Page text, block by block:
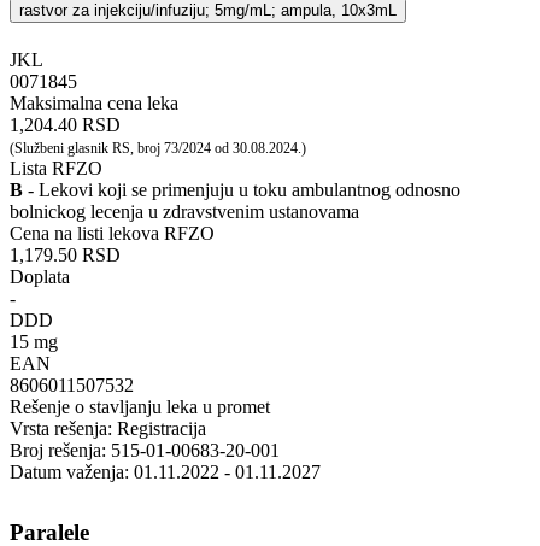
rastvor za injekciju/infuziju; 5mg/mL; ampula, 10x3mL
JKL
‍0071845
Maksimalna cena leka
1,204.40 RSD
(Službeni glasnik RS, broj 73/2024 od 30.08.2024.)
Lista RFZO
B - Lekovi koji se primenjuju u toku ambulantnog odnosno
bolnickog lecenja u zdravstvenim ustanovama
Cena na listi lekova RFZO
1,179.50 RSD
Doplata
-
DDD
15 mg
EAN
8606011507532
Rešenje o stavljanju leka u promet
Vrsta rešenja: Registracija
Broj rešenja: 515-01-00683-20-001
Datum važenja: 01.11.2022 - 01.11.2027
Paralele